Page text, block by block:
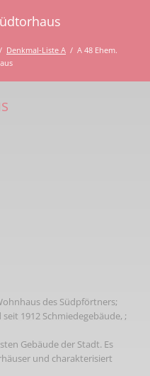
Denkmal-Liste A
A 48 Ehem.
des Südpförtners;
1912 Schmiedegebäude, ;
Gebäude der Stadt. Es
und charakterisiert